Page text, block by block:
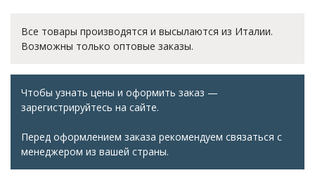
Все товары производятся и высылаются из Италии.
Возможны только оптовые заказы.
Чтобы узнать цены и оформить заказ —
зарегистрируйтесь на сайте.
Перед оформлением заказа рекомендуем связаться с
менеджером из вашей страны.